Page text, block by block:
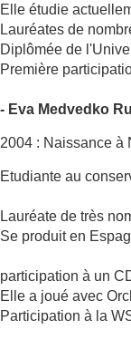
Elle étudie
Lauréates de
Diplômée de
Première
- Eva Medvedko
2004 : Naissance à
Etudiante au
Lauréate de très
Se produit en
participation à un
Elle a joué avec
Participation à la